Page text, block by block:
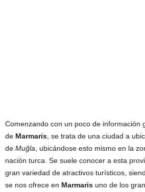
Comenzando con un poco de información
de Marmaris , se trata de una ciudad a
de Muğla , ubicándose esto mismo en la
nación turca. Se suele conocer a esta
gran variedad de atractivos turísticos,
se nos ofrece en Marmaris uno de los